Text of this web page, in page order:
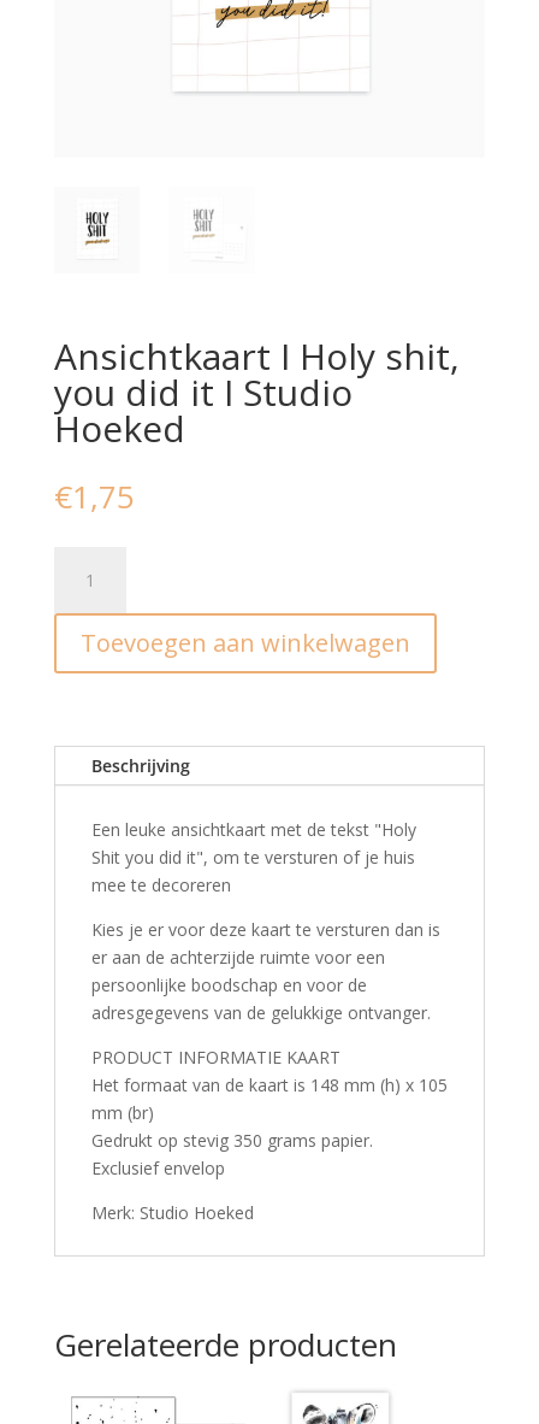
Ansichtkaart I Holy shit,
you did it I Studio
Hoeked
€1,75
Holy
shit,
you
I
Studio
aantal
Toevoegen aan winkelwagen
Beschrijving
Een leuke ansichtkaart met de tekst "Holy
Shit you did it", om te versturen of je huis
mee te decoreren
Kies je er voor deze kaart te versturen dan is
er aan de achterzijde ruimte voor een
persoonlijke boodschap en voor de
adresgegevens van de gelukkige ontvanger.
PRODUCT INFORMATIE KAART
Het formaat van de kaart is 148 mm (h) x 105
mm (br)
Gedrukt op stevig 350 grams papier.
Exclusief envelop
Merk: Studio Hoeked
Gerelateerde producten